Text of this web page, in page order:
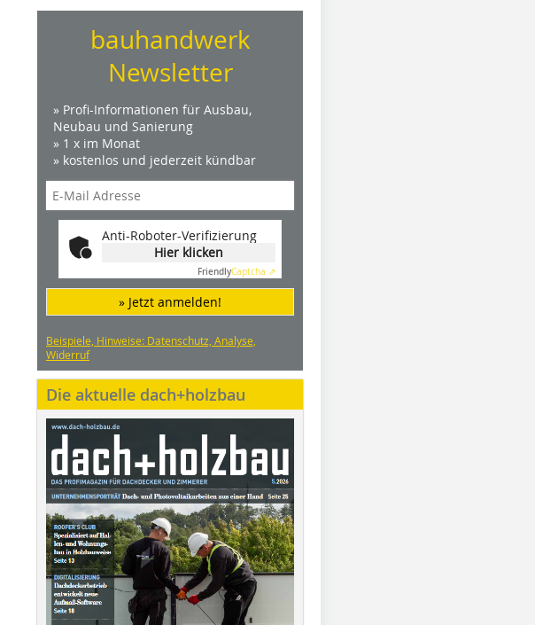
bauhandwerk
Newsletter
» Profi-Informationen für Ausbau,
Neubau und Sanierung
» 1 x im Monat
» kostenlos und jederzeit kündbar
Anti-Roboter-Verifizierung
Hier klicken
FriendlyCaptcha ⇗
» Jetzt anmelden!
Beispiele, Hinweise: Datenschutz, Analyse,
Widerruf
Die aktuelle dach+holzbau